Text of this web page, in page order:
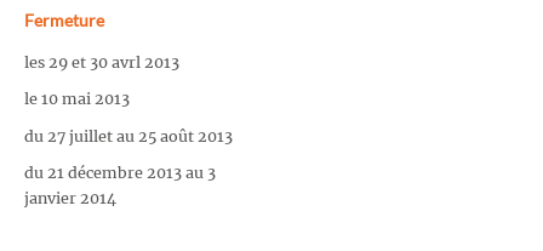
Fermeture
les 29 et 30 avrl 2013
le 10 mai 2013
du 27 juillet au 25 août 2013
du 21 décembre 2013 au 3
janvier 2014